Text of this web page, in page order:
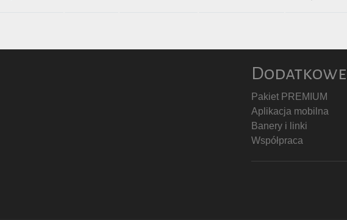
Pakiet PREMIUM
Aplikacja mobilna
Banery i linki
Współpraca